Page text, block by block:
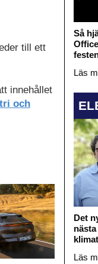
till ett
innehållet
och
Så
Läs
Det
Läs